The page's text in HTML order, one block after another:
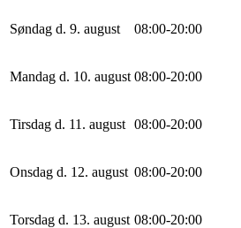
Søndag d. 9. august 08:00-20:00
Mandag d. 10. august 08:00-20:00
Tirsdag d. 11. august 08:00-20:00
Onsdag d. 12. august 08:00-20:00
Torsdag d. 13. august 08:00-20:00